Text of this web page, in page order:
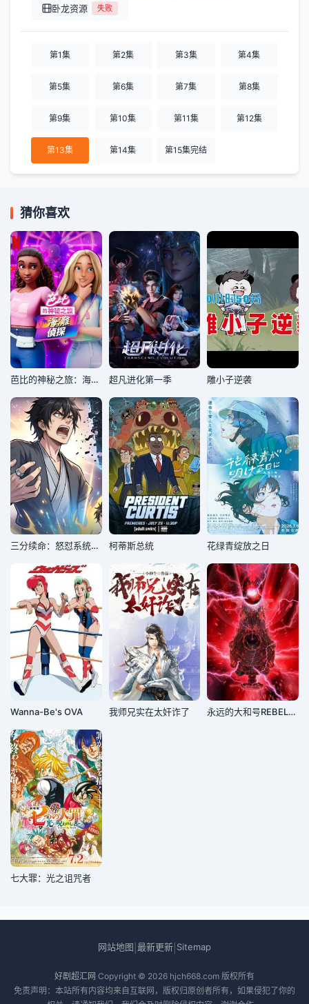
卧龙资源 失败
第1集 第2集 第3集 第4集
第5集 第6集 第7集 第8集
第9集 第10集 第11集 第12集
第13集 第14集 第15集完结
猜你喜欢
芭比的神秘之旅：海滩探案集国语版 超凡进化第一季 雕小子逆袭
三分续命：怒怼系统，遇强则强 柯蒂斯总统 花绿青绽放之日
Wanna-Be's OVA 我师兄实在太奸诈了 永远的大和号REBEL3199第六章碧蓝迷宫
七大罪：光之诅咒者
网站地图 最新更新 Sitemap
好剧超汇网 Copyright © 2026 hjch668.com 版权所有
免责声明：本站所有内容均来自互联网，版权归原创者所有，如果侵犯了你的